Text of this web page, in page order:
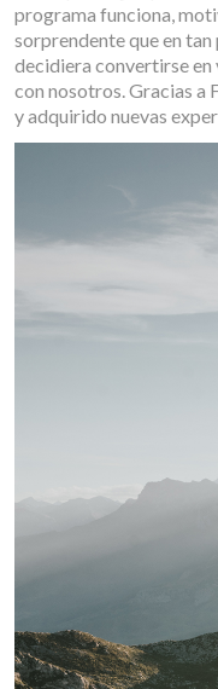
programa funciona,
sorprendente que en
decidiera convertirse
con nosotros. Gracias a
y adquirido nuevas